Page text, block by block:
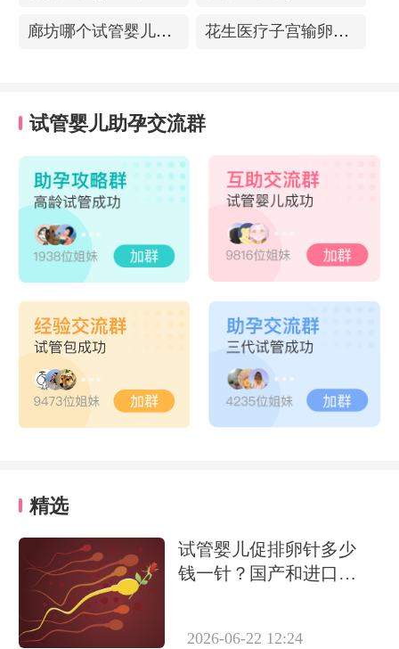
廊坊哪个试管婴儿医院可以包成功？内附试管费用! 花生医疗子宫输卵管造影中心
试管婴儿助孕交流群
精选
试管婴儿促排卵针多少
钱一针？国产和进口价
2026-06-22 12:24